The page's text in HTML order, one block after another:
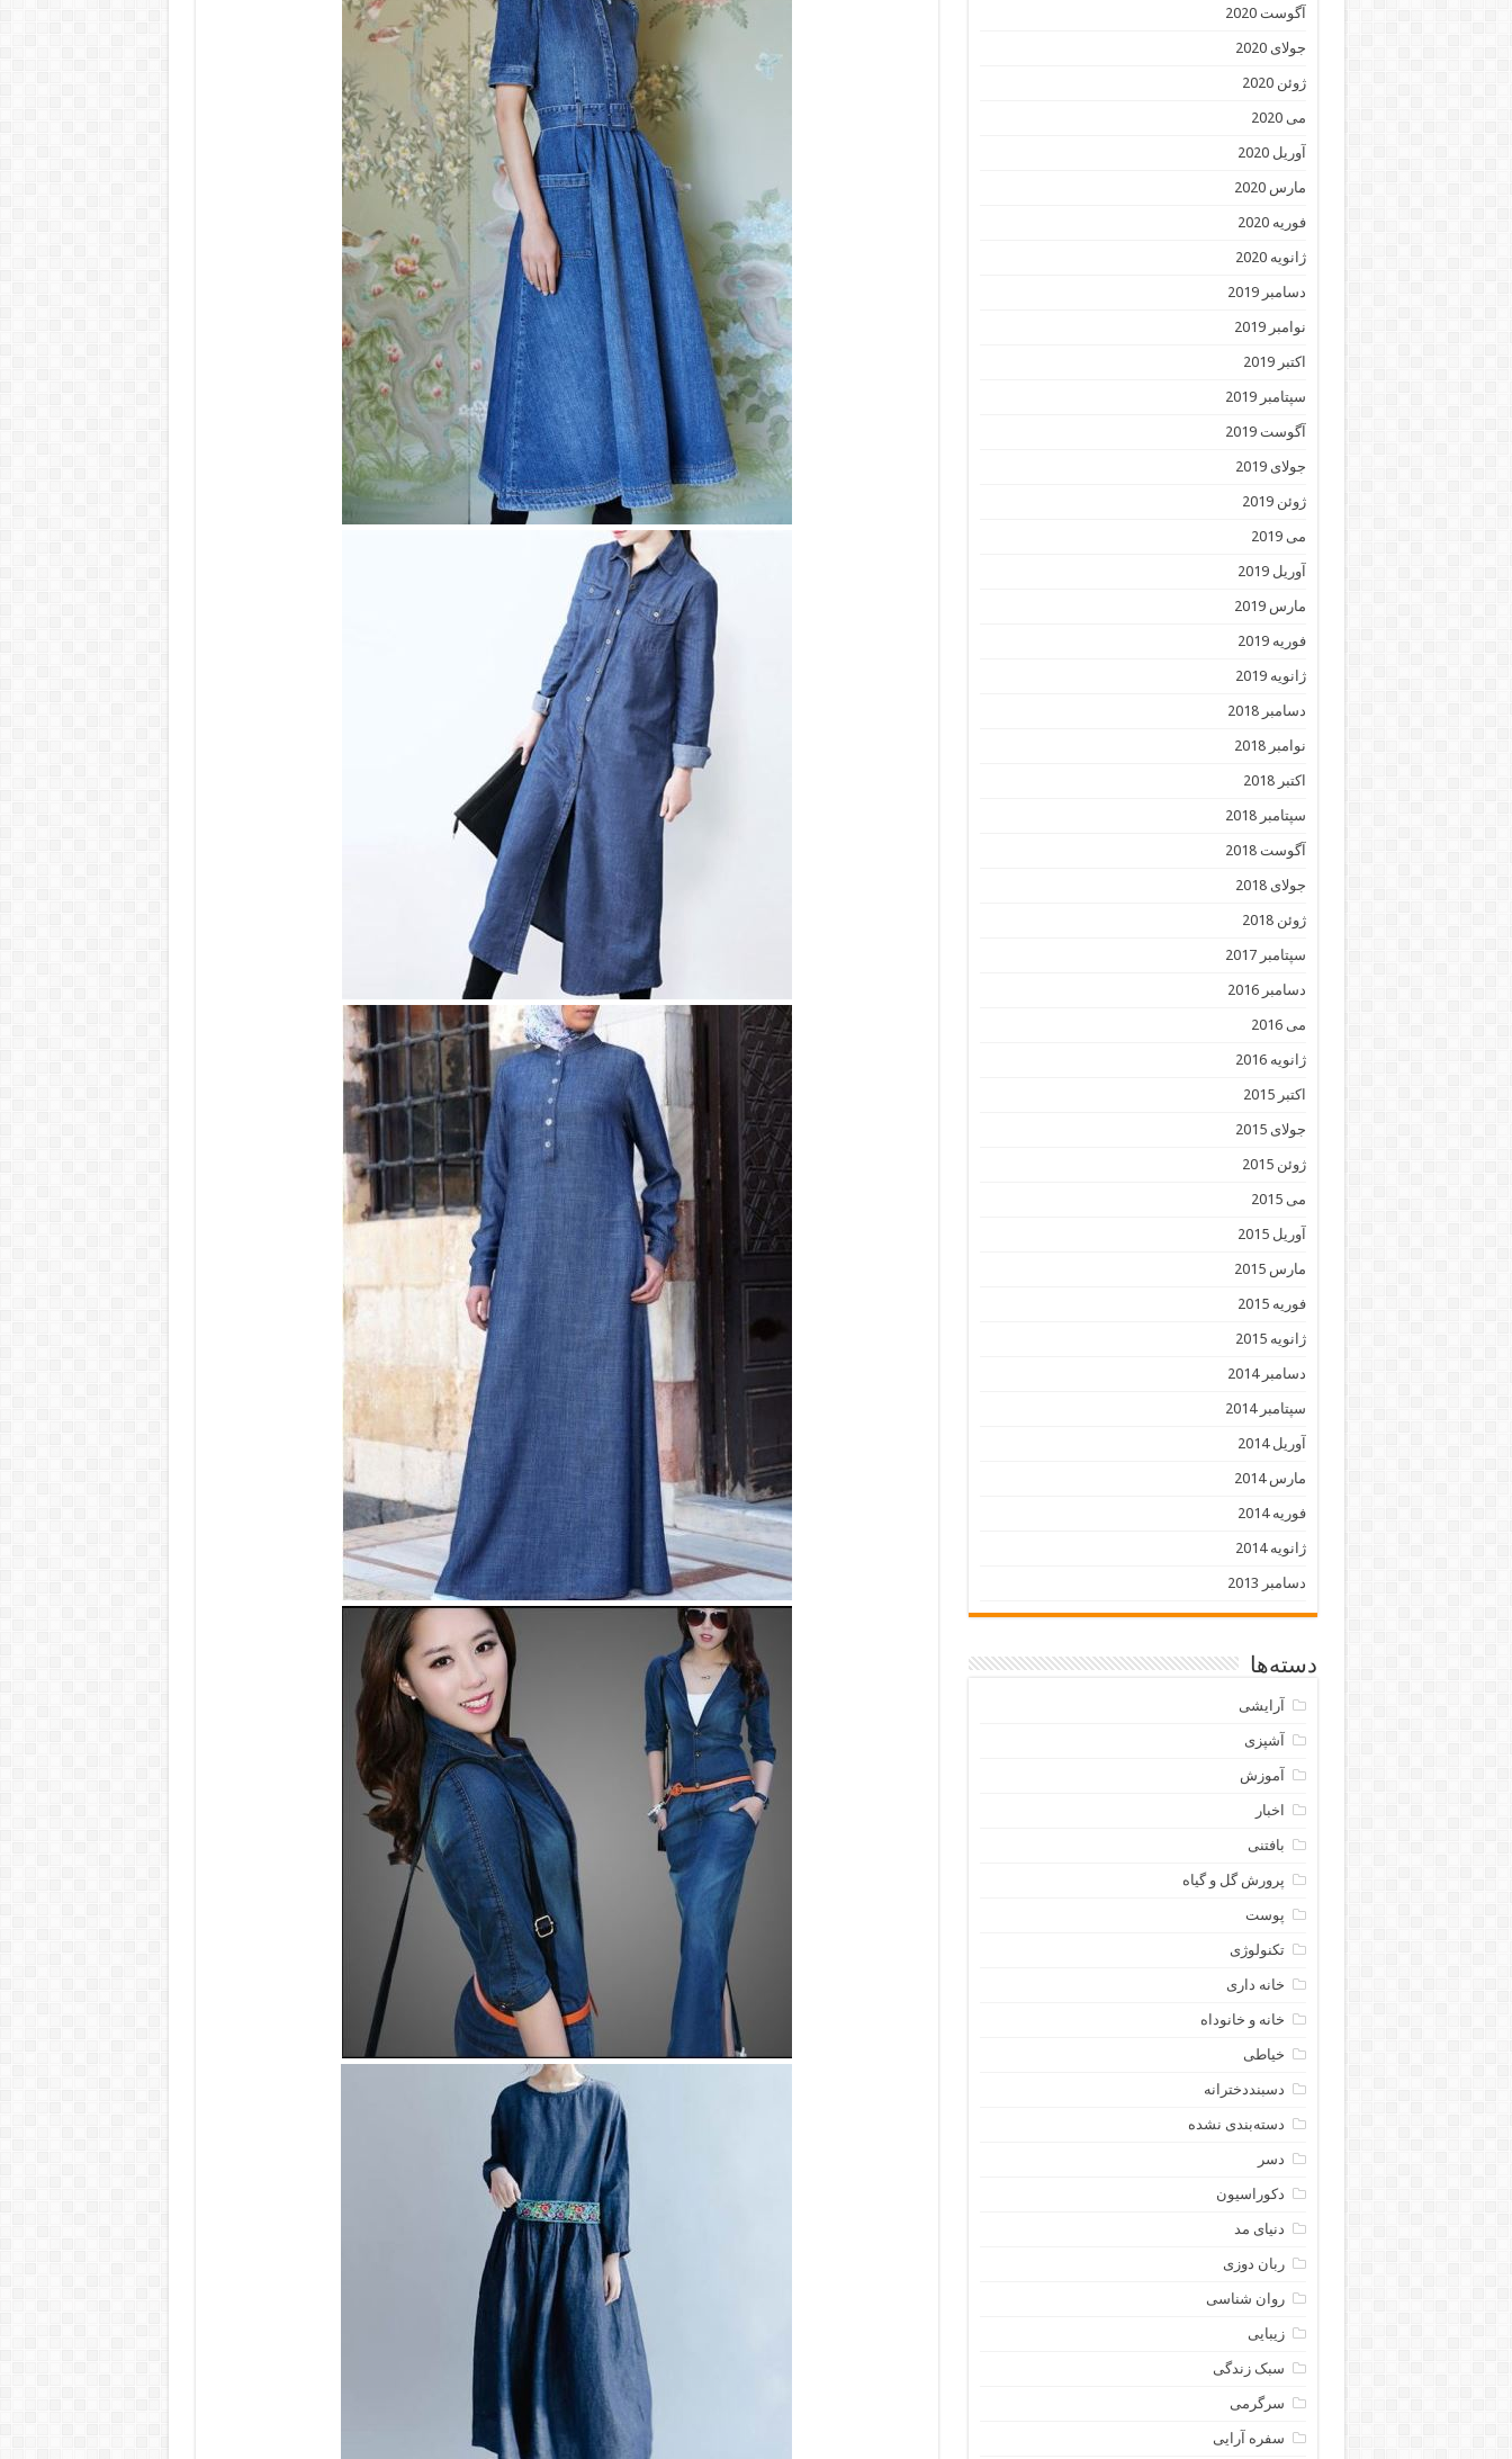
آگوست 2020
جولای 2020
ژوئن 2020
می 2020
آوریل 2020
مارس 2020
فوریه 2020
ژانویه 2020
دسامبر 2019
نوامبر 2019
اکتبر 2019
سپتامبر 2019
آگوست 2019
جولای 2019
ژوئن 2019
می 2019
آوریل 2019
مارس 2019
فوریه 2019
ژانویه 2019
دسامبر 2018
نوامبر 2018
اکتبر 2018
سپتامبر 2018
آگوست 2018
جولای 2018
ژوئن 2018
سپتامبر 2017
دسامبر 2016
می 2016
ژانویه 2016
اکتبر 2015
جولای 2015
ژوئن 2015
می 2015
آوریل 2015
مارس 2015
فوریه 2015
ژانویه 2015
دسامبر 2014
سپتامبر 2014
آوریل 2014
مارس 2014
فوریه 2014
ژانویه 2014
دسامبر 2013
دسته‌ها
آرایشی
آشپزی
آموزش
اخبار
بافتنی
پرورش گل و گیاه
پوست
تکنولوژی
خانه داری
خانه و خانوداه
خیاطی
دسبنددخترانه
دسته‌بندی نشده
دسر
دکوراسیون
دنیای مد
ربان دوزی
روان شناسی
زیبایی
سبک زندگی
سرگرمی
سفره آرایی